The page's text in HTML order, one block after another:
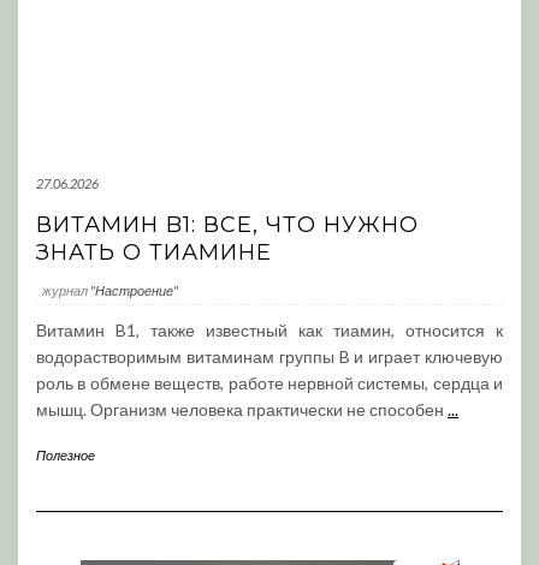
27.06.2026
ВИТАМИН B1: ВСЕ, ЧТО НУЖНО
ЗНАТЬ О ТИАМИНЕ
журнал "Настроение"
Витамин B1, также известный как тиамин, относится к
водорастворимым витаминам группы B и играет ключевую
роль в обмене веществ, работе нервной системы, сердца и
мышц. Организм человека практически не способен ...
Полезное